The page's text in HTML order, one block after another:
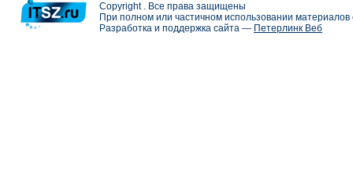
Copyright . Все права защищены
При полном или частичном использовании
Разработка и поддержка сайта — Петерлинк Веб